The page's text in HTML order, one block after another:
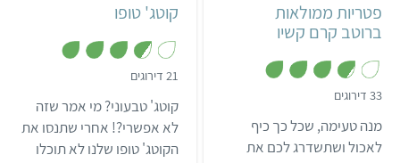
פטריות ממולאות
ברוטב קרם קשיו
33 דירוגים
.
8
מ
ת
מנה טעימה, שכל כך כיף
לאכול ושתשדרג לכם את
קוטג' טופו
21 דירוגים
.
7
מ
ת
ו
קוטג' טבעוני? מי אמר שזה
לא אפשרי?! אחרי שתנסו את
הקוטג' טופו שלנו לא תוכלו